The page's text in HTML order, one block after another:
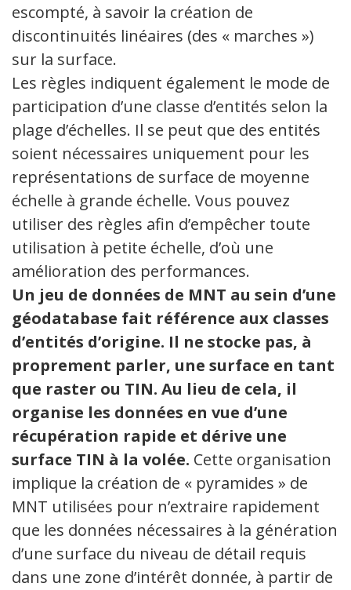
escompté, à savoir la création de
discontinuités linéaires (des « marches »)
sur la surface.
Les règles indiquent également le mode de
participation d’une classe d’entités selon la
plage d’échelles. Il se peut que des entités
soient nécessaires uniquement pour les
représentations de surface de moyenne
échelle à grande échelle. Vous pouvez
utiliser des règles afin d’empêcher toute
utilisation à petite échelle, d’où une
amélioration des performances.
Un jeu de données de MNT au sein d’une
géodatabase fait référence aux classes
d’entités d’origine. Il ne stocke pas, à
proprement parler, une surface en tant
que raster ou TIN. Au lieu de cela, il
organise les données en vue d’une
récupération rapide et dérive une
surface TIN à la volée. Cette organisation
implique la création de « pyramides » de
MNT utilisées pour n’extraire rapidement
que les données nécessaires à la génération
d’une surface du niveau de détail requis
dans une zone d’intérêt donnée, à partir de